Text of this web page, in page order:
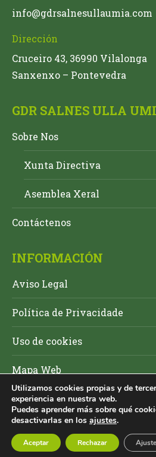
info@gdrsalnesullaumia.com
Dirección
Cruceiro 43, 36990 Vilalonga
Sanxenxo – Pontevedra
GDR SALNES ULLA
Sobre Nos
Xunta Directiva
Asemblea Xeral
Contáctenos
INFORMACIÓN
Aviso Legal
Política de Privacidade
Uso de cookies
Mapa Web
Utilizamos cookies propias y de
experiencia en nuestra web.
Puedes aprender más sobre qué
desactivarlas en los ajustes.
Aceptar Rechazar